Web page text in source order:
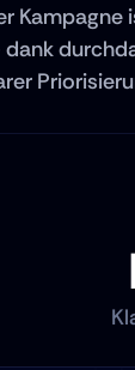
Kampagne
dank